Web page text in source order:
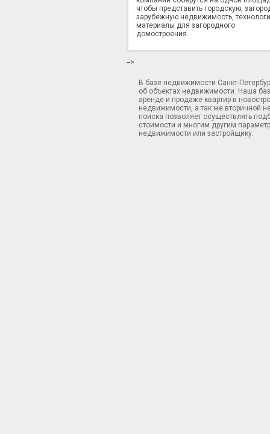
чтобы представить городскую,
зарубежную недвижимость,
материалы для загородного
домостроения.
-->
В базе недвижимости Санкт-
об объектах недвижимости. Наша
аренде и продаже квартир в
недвижимости, а так же вторичной
поиска позволяет осуществлять
стоимости и многим другим
недвижимости или застройщику.